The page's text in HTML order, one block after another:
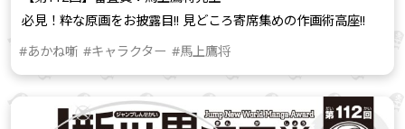
必見！粋な原画をお披露目!! 見どころ寄席集めの作画術高座!!
#あかね噺 #キャラクター #馬上鷹将